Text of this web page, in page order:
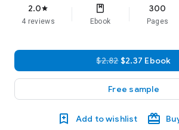
2.0star
4 reviews Ebook
300
Pages
$2.82$2.37 Ebook
Free sample
Add to wishlist